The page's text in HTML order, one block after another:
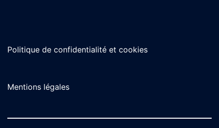
Politique de confidentialité et cookies
Mentions légales